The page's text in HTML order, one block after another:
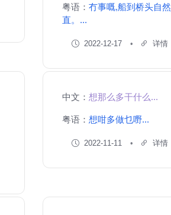
粤语： 冇事嘅,船到桥头自然
直。...
2022-12-17 详情
中文： 想那么多干什么...
粤语： 想咁多做乜嘢...
2022-11-11 详情